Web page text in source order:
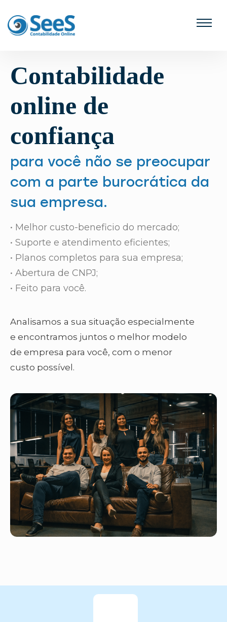
Contabilidade
online de
confiança
para você não se preocupar
com a parte burocrática da
sua empresa.
• Melhor custo-beneficio do mercado;
• Suporte e atendimento eficientes;
• Planos completos para sua empresa;
• Abertura de CNPJ;
• Feito para você.
Analisamos a sua situação especialmente
e encontramos juntos o melhor modelo
de empresa para você, com o menor
custo possível.